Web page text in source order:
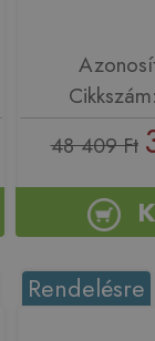
48 409 Ft
Rendelésre